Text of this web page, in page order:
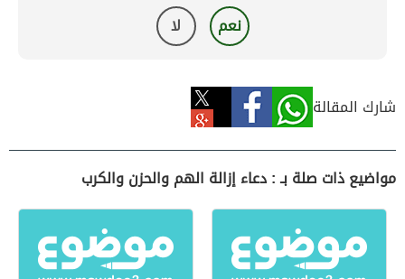
نعم لا
شارك المقالة
مواضيع ذات صلة بـ : دعاء إزالة الهم والحزن والكرب